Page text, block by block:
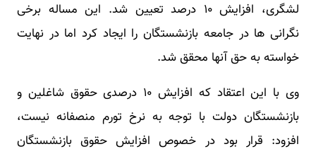
لشگری، افزایش ۱۰ درصد تعیین شد. این مساله برخی
نگرانی ها در جامعه بازنشستگان را ایجاد کرد اما در نهایت
خواسته به حق آنها محقق شد.
وی با این اعتقاد که افزایش ۱۰ درصدی حقوق شاغلین و
بازنشستگان دولت با توجه به نرخ تورم منصفانه نیست،
افزود: قرار بود در خصوص افزایش حقوق بازنشستگان